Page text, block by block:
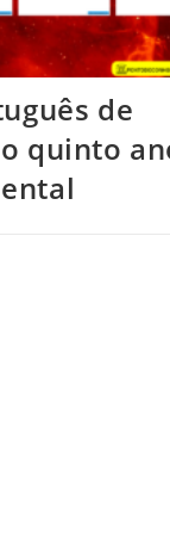
de
quinto